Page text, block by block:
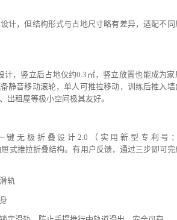
计，但结构形式与占地尺寸略有差异，适配不同
计，竖立后占地仅约0.3㎡，竖立放置也能成为家
静音移动滚轮，单人可推拉移动，训练后推入墙
出租屋等极小空间极其友好。
键无极折叠设计2.0（实用新型专利号
屉式推拉折叠结构。有用户反馈，通过三步即可完
轨